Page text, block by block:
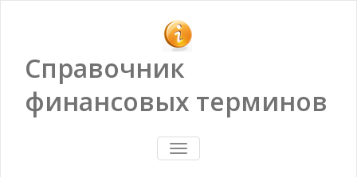
Справочник
финансовых терминов
ПОКАЗАТЬ/
СКРЫТЬ